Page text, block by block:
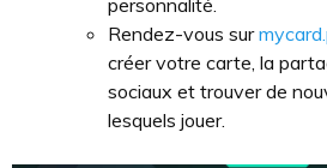
personnalité.
Rendez-vous sur
créer votre carte, la
sociaux et trouver de
lesquels jouer.